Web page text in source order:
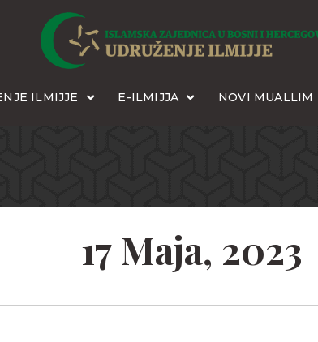
ILMIJJE E-ILMIJJA NOVI MUALLIM
17 Maja, 2023